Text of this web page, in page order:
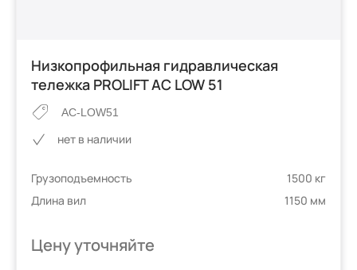
Низкопрофильная гидравлическая
тележка PROLIFT AC LOW 51
AC-LOW51
нет в наличии
Грузоподъемность
1500 кг
Длина вил
1150 мм
Цену уточняйте